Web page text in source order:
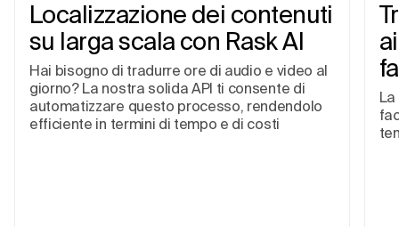
Localizzazione dei contenuti
su larga scala con Rask AI
Hai bisogno di tradurre ore di audio e video al
giorno? La nostra solida API ti consente di
automatizzare questo processo, rendendolo
efficiente in termini di tempo e di costi